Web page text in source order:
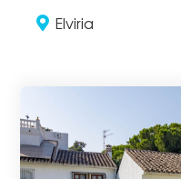
Elviria